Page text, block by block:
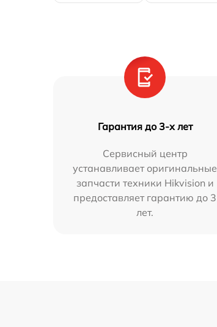
Гарантия до 3-х лет
Сервисный центр
устанавливает оригинальные
запчасти техники Hikvision и
предоставляет гарантию до 3
лет.